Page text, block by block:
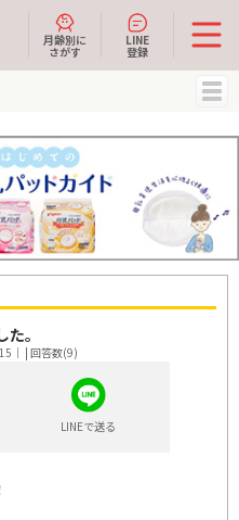
月齢別に
さがす
LINE
登録
。
｜ | 回答数(9)
LINEで送る